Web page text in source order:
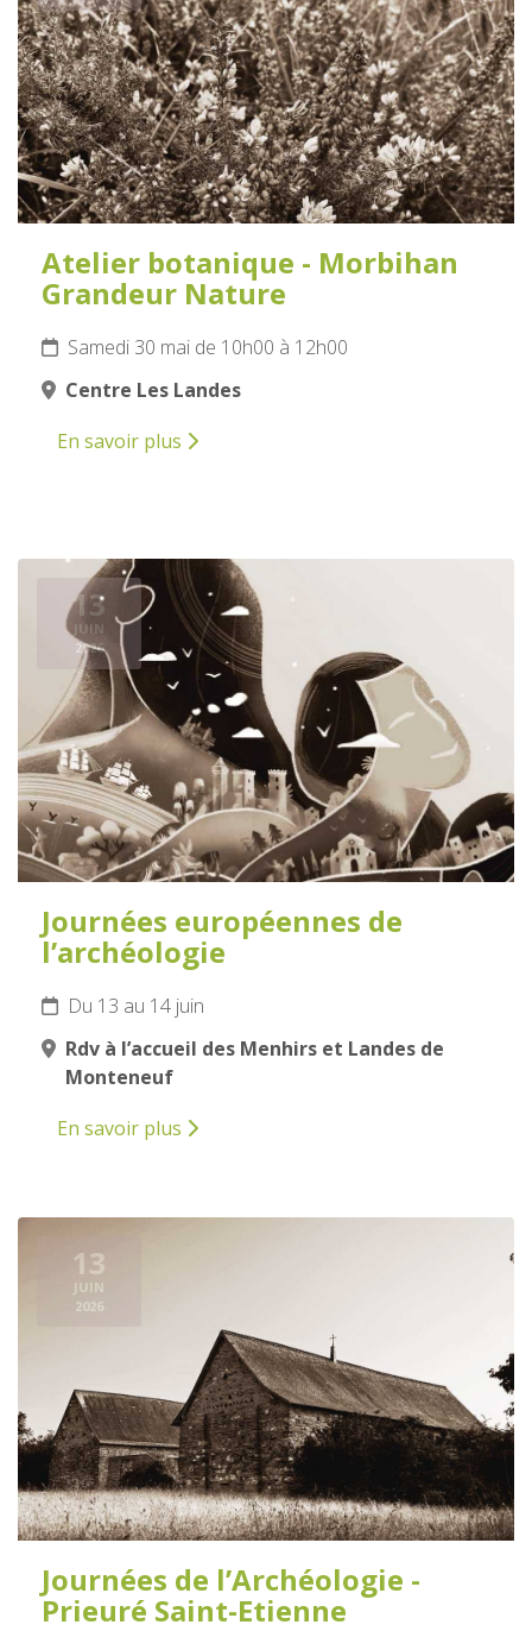
Atelier botanique - Morbihan
Grandeur Nature
Samedi 30 mai de 10h00 à 12h00
Centre Les Landes
En savoir plus
13
JUIN
2026
Journées européennes de
l’archéologie
Du 13 au 14 juin
Rdv à l’accueil des Menhirs et Landes de
Monteneuf
En savoir plus
13
JUIN
2026
Journées de l’Archéologie -
Prieuré Saint-Etienne